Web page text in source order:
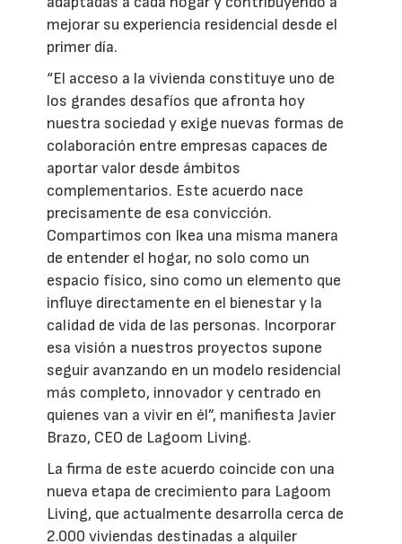
mejorar su experiencia residencial desde el
primer día.
“El acceso a la vivienda constituye uno de
los grandes desafíos que afronta hoy
nuestra sociedad y exige nuevas formas de
colaboración entre empresas capaces de
aportar valor desde ámbitos
complementarios. Este acuerdo nace
precisamente de esa convicción.
Compartimos con Ikea una misma manera
de entender el hogar, no solo como un
espacio físico, sino como un elemento que
influye directamente en el bienestar y la
calidad de vida de las personas. Incorporar
esa visión a nuestros proyectos supone
seguir avanzando en un modelo residencial
más completo, innovador y centrado en
quienes van a vivir en él”, manifiesta Javier
Brazo, CEO de Lagoom Living.
La firma de este acuerdo coincide con una
nueva etapa de crecimiento para Lagoom
Living, que actualmente desarrolla cerca de
2.000 viviendas destinadas a alquiler